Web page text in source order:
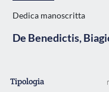
Dedica manoscritta
De Benedictis,
Tipologia